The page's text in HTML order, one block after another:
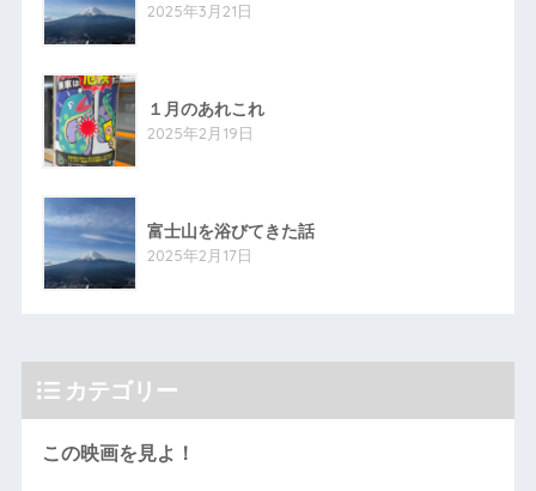
2025年3月21日
１月のあれこれ
2025年2月19日
富士山を浴びてきた話
2025年2月17日
カテゴリー
この映画を見よ！